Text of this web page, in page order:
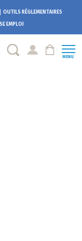
OUTILS RÉGLEMENTAIRES
EMPLOI
MENU